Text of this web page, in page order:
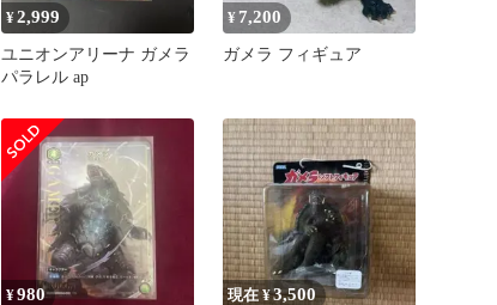
¥2,999
ユニオンアリーナ ガメラ
パラレル ap
¥7,200
ガメラ フィギュア
¥980 現在 ¥3,500